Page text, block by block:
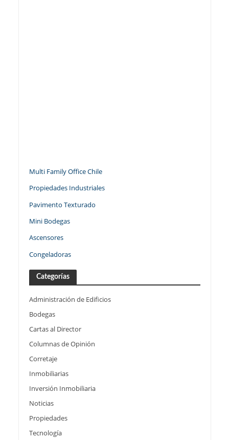
Multi Family Office Chile
Propiedades Industriales
Pavimento Texturado
Mini Bodegas
Ascensores
Congeladoras
Categorías
Administración de Edificios
Bodegas
Cartas al Director
Columnas de Opinión
Corretaje
Inmobiliarias
Inversión Inmobiliaria
Noticias
Propiedades
Tecnología